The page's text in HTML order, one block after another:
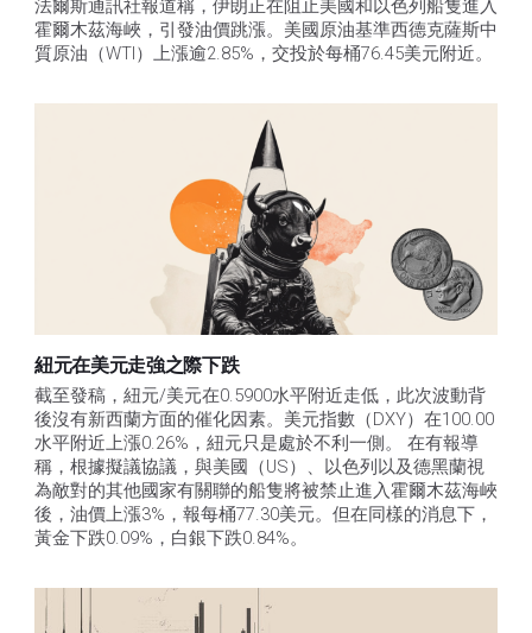
法爾斯通訊社報道稱，伊朗正在阻止美國和以色列船隻進入
霍爾木茲海峽，引發油價跳漲。美國原油基準西德克薩斯中
質原油（WTI）上漲逾2.85%，交投於每桶76.45美元附近。
紐元在美元走強之際下跌
截至發稿，紐元/美元在0.5900水平附近走低，此次波動背
後沒有新西蘭方面的催化因素。美元指數（DXY）在100.00
水平附近上漲0.26%，紐元只是處於不利一側。 在有報導
稱，根據擬議協議，與美國（US）、以色列以及德黑蘭視
為敵對的其他國家有關聯的船隻將被禁止進入霍爾木茲海峽
後，油價上漲3%，報每桶77.30美元。但在同樣的消息下，
黃金下跌0.09%，白銀下跌0.84%。